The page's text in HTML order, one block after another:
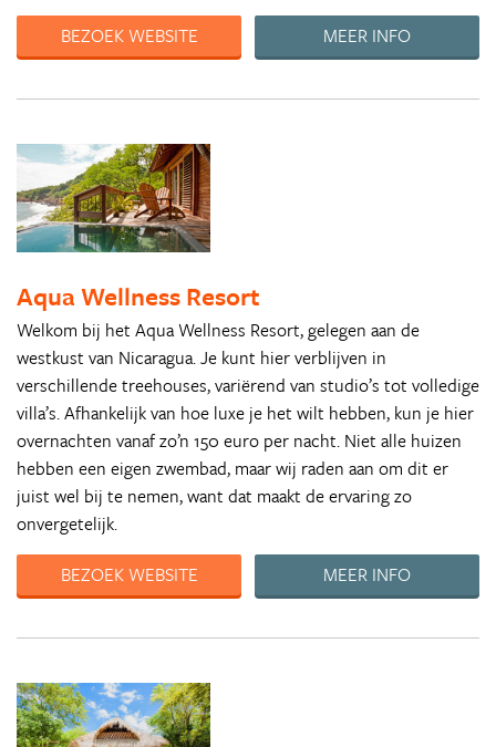
BEZOEK WEBSITE
MEER INFO
Aqua Wellness Resort
Welkom bij het Aqua Wellness Resort, gelegen aan de
westkust van Nicaragua. Je kunt hier verblijven in
verschillende treehouses, variërend van studio’s tot volledige
villa’s. Afhankelijk van hoe luxe je het wilt hebben, kun je hier
overnachten vanaf zo’n 150 euro per nacht. Niet alle huizen
hebben een eigen zwembad, maar wij raden aan om dit er
juist wel bij te nemen, want dat maakt de ervaring zo
onvergetelijk.
BEZOEK WEBSITE
MEER INFO